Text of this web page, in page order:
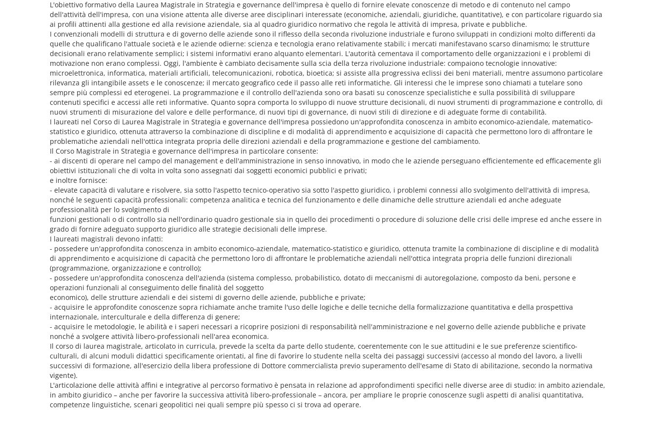
L'obiettivo formativo della Laurea Magistrale in Strategia e governance dell'impresa è quello di fornire elevate conoscenze di metodo e di contenuto nel campo
dell'attività dell'impresa, con una visione attenta alle diverse aree disciplinari interessate (economiche, aziendali, giuridiche, quantitative), e con particolare riguardo sia
ai profili attinenti alla gestione ed alla revisione aziendale, sia al quadro giuridico normativo che regola le attività di impresa, private e pubbliche.
I convenzionali modelli di struttura e di governo delle aziende sono il riflesso della seconda rivoluzione industriale e furono sviluppati in condizioni molto differenti da
quelle che qualificano l'attuale società e le aziende odierne: scienza e tecnologia erano relativamente stabili; i mercati manifestavano scarso dinamismo; le strutture
decisionali erano relativamente semplici; i sistemi informativi erano alquanto elementari. L'autorità cementava il comportamento delle organizzazioni e i problemi di
motivazione non erano complessi. Oggi, l'ambiente è cambiato decisamente sulla scia della terza rivoluzione industriale: compaiono tecnologie innovative:
microelettronica, informatica, materiali artificiali, telecomunicazioni, robotica, bioetica; si assiste alla progressiva eclissi dei beni materiali, mentre assumono particolare
rilevanza gli intangibile assets e le conoscenze; il mercato geografico cede il passo alle reti informatiche. Gli interessi che le imprese sono chiamati a tutelare sono
sempre più complessi ed eterogenei. La programmazione e il controllo dell'azienda sono ora basati su conoscenze specialistiche e sulla possibilità di sviluppare
contenuti specifici e accessi alle reti informative. Quanto sopra comporta lo sviluppo di nuove strutture decisionali, di nuovi strumenti di programmazione e controllo, di
nuovi strumenti di misurazione del valore e delle performance, di nuovi tipi di governance, di nuovi stili di direzione e di adeguate forme di contabilità.
I laureati nel Corso di Laurea Magistrale in Strategia e governance dell'impresa possiedono un'approfondita conoscenza in ambito economico-aziendale, matematico-
statistico e giuridico, ottenuta attraverso la combinazione di discipline e di modalità di apprendimento e acquisizione di capacità che permettono loro di affrontare le
problematiche aziendali nell'ottica integrata propria delle direzioni aziendali e della programmazione e gestione del cambiamento.
Il Corso Magistrale in Strategia e governance dell'impresa in particolare consente:
- ai discenti di operare nel campo del management e dell'amministrazione in senso innovativo, in modo che le aziende perseguano efficientemente ed efficacemente gli
obiettivi istituzionali che di volta in volta sono assegnati dai soggetti economici pubblici e privati;
e inoltre fornisce:
- elevate capacità di valutare e risolvere, sia sotto l'aspetto tecnico-operativo sia sotto l'aspetto giuridico, i problemi connessi allo svolgimento dell'attività di impresa,
nonché le seguenti capacità professionali: competenza analitica e tecnica del funzionamento e delle dinamiche delle strutture aziendali ed anche adeguate
professionalità per lo svolgimento di
funzioni gestionali o di controllo sia nell'ordinario quadro gestionale sia in quello dei procedimenti o procedure di soluzione delle crisi delle imprese ed anche essere in
grado di fornire adeguato supporto giuridico alle strategie decisionali delle imprese.
I laureati magistrali devono infatti:
- possedere un'approfondita conoscenza in ambito economico-aziendale, matematico-statistico e giuridico, ottenuta tramite la combinazione di discipline e di modalità
di apprendimento e acquisizione di capacità che permettono loro di affrontare le problematiche aziendali nell'ottica integrata propria delle funzioni direzionali
(programmazione, organizzazione e controllo);
- possedere un'approfondita conoscenza dell'azienda (sistema complesso, probabilistico, dotato di meccanismi di autoregolazione, composto da beni, persone e
operazioni funzionali al conseguimento delle finalità del soggetto
economico), delle strutture aziendali e dei sistemi di governo delle aziende, pubbliche e private;
- acquisire le approfondite conoscenze sopra richiamate anche tramite l'uso delle logiche e delle tecniche della formalizzazione quantitativa e della prospettiva
internazionale, interculturale e della differenza di genere;
- acquisire le metodologie, le abilità e i saperi necessari a ricoprire posizioni di responsabilità nell'amministrazione e nel governo delle aziende pubbliche e private
nonché a svolgere attività libero-professionali nell'area economica.
Il corso di laurea magistrale, articolato in curricula, prevede la scelta da parte dello studente, coerentemente con le sue attitudini e le sue preferenze scientifico-
culturali, di alcuni moduli didattici specificamente orientati, al fine di favorire lo studente nella scelta dei passaggi successivi (accesso al mondo del lavoro, a livelli
successivi di formazione, all'esercizio della libera professione di Dottore commercialista previo superamento dell'esame di Stato di abilitazione, secondo la normativa
vigente).
L'articolazione delle attività affini e integrative al percorso formativo è pensata in relazione ad approfondimenti specifici nelle diverse aree di studio: in ambito aziendale,
in ambito giuridico – anche per favorire la successiva attività libero-professionale – ancora, per ampliare le proprie conoscenze sugli aspetti di analisi quantitativa,
competenze linguistiche, scenari geopolitici nei quali sempre più spesso ci si trova ad operare.